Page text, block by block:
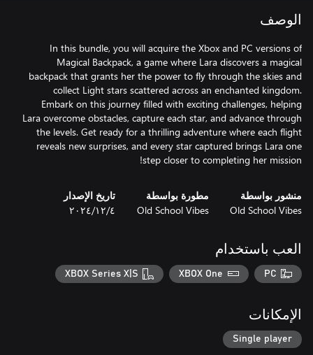
الوصف
In this bundle, you will acquire the Xbox and PC versions of
Magical Backpack, a game where Lara discovers a magical
backpack that grants her the power to fly through the skies and
collect Light stars scattered across an enchanted kingdom.
Embark on this journey filled with exciting challenges, helping
Lara overcome obstacles, capture each star, and advance through
the levels. Get ready for a thrilling adventure where each flight
reveals new surprises, and every star captured brings Lara one
step closer to completing her mission!
منشور بواسطة
Old School Vibes
مطورة بواسطة
Old School Vibes
تاريخ الإصدار
٤‏/١٢‏/٢٠٢٤
العب باستخدام
PC
XBOX One
XBOX Series X|S
الإمكانات
Single player